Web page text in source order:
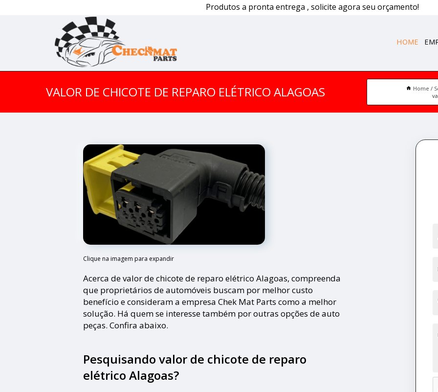
Produtos a pronta entrega , solicite agora seu orçamento!
HOME
VALOR DE CHICOTE DE REPARO ELÉTRICO ALAGOAS Home
Clique na imagem para expandir
Acerca de valor de chicote de reparo elétrico Alagoas, compreenda
que proprietários de automóveis buscam por melhor custo
benefício e consideram a empresa Chek Mat Parts como a melhor
solução. Há quem se interesse também por outras opções de auto
peças. Confira abaixo.
Pesquisando valor de chicote de reparo
elétrico Alagoas?